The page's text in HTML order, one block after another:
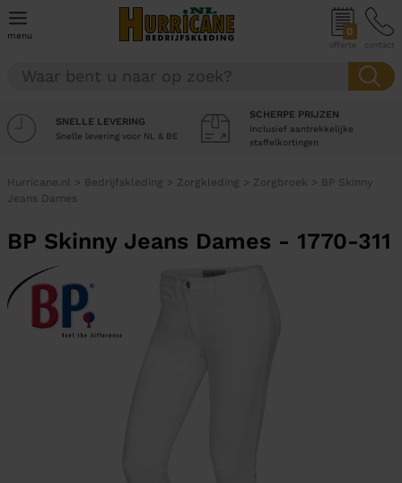
menu 0
offerte contact
SNELLE LEVERING
Snelle levering voor NL & BE
SCHERPE PRIJZEN
Inclusief aantrekkelijke
staffelkortingen
Hurricane.nl > Bedrijfskleding > Zorgkleding > Zorgbroek > BP Skinny
Jeans Dames
BP Skinny Jeans Dames - 1770-311